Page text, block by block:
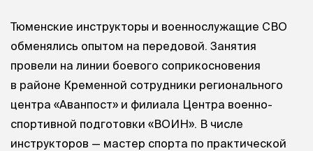
Тюменские инструкторы и военнослужащие СВО
обменялись опытом на передовой. Занятия
провели на линии боевого соприкосновения
в районе Кременной сотрудники регионального
центра «Аванпост» и филиала Центра военно-
спортивной подготовки «ВОИН». В числе
инструкторов — мастер спорта по практической